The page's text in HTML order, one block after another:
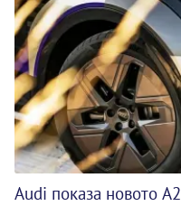
Audi показа новото A2